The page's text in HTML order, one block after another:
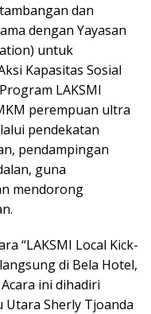
dan
dengan Yayasan
untuk
Kapasitas Sosial
LAKSMI
perempuan ultra
pendekatan
pendampingan
guna
mendorong
“LAKSMI Local Kick-
di Bela Hotel,
ini dihadiri
Sherly Tjoanda